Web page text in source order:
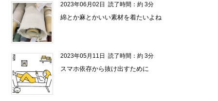
2023年06月02日 読了時間：約 3分
綿とか麻とかいい素材を着たいよね
2023年05月11日 読了時間：約 3分
スマホ依存から抜け出すために